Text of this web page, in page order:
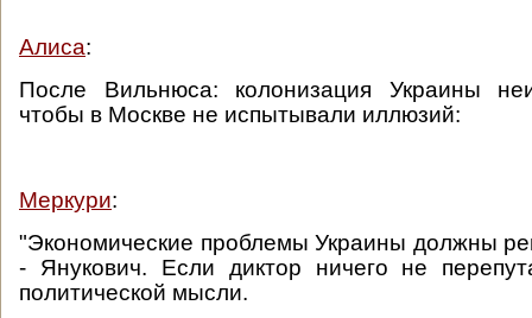
Алиса:
После Вильнюса: колонизация Украины
чтобы в Москве не испытывали иллюзий:
Меркури:
"Экономические проблемы Украины должны
- Янукович. Если диктор ничего не
политической мысли.